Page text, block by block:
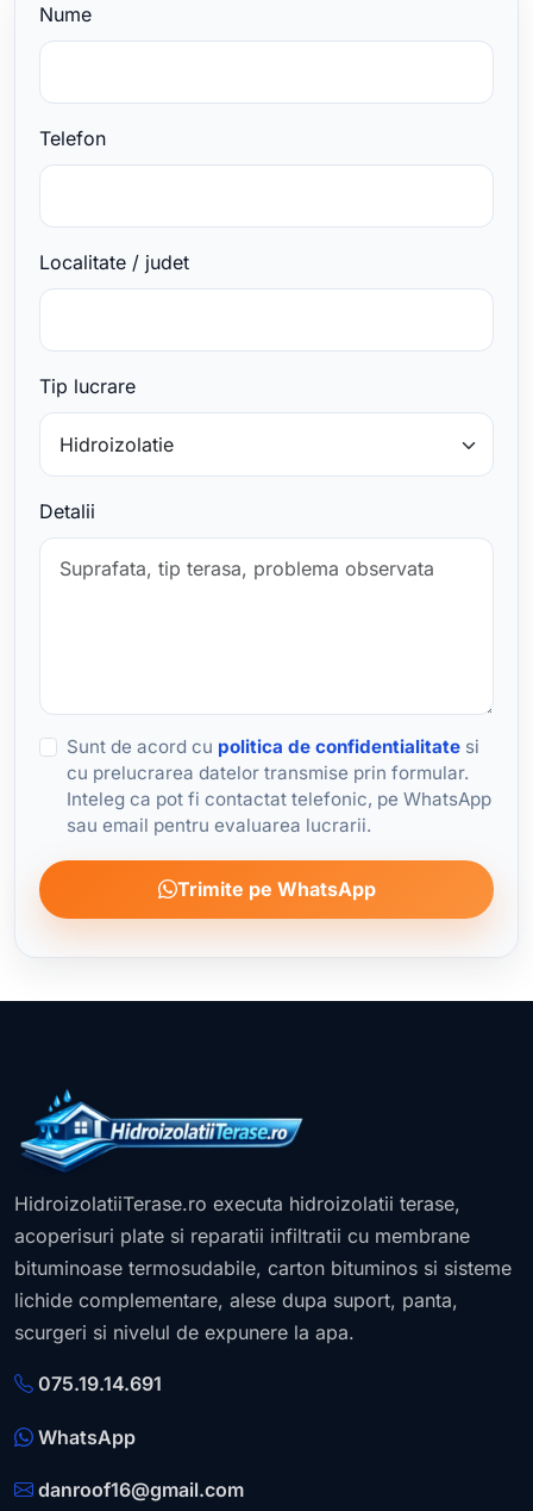
Nume
Telefon
Localitate / judet
Tip lucrare
Detalii
Sunt de acord cu politica de confidentialitatesi
cu prelucrarea datelor transmise prin formular.
Inteleg ca pot fi contactat telefonic, pe WhatsApp
sau email pentru evaluarea lucrarii.
Trimite pe WhatsApp
HidroizolatiiTerase.ro executa hidroizolatii terase,
acoperisuri plate si reparatii infiltratii cu membrane
bituminoase termosudabile, carton bituminos si sisteme
lichide complementare, alese dupa suport, panta,
scurgeri si nivelul de expunere la apa.
075.19.14.691
WhatsApp
danroof16@gmail.com